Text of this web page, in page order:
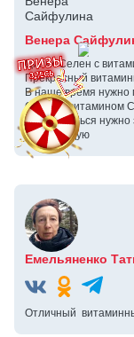
Венера
Цинк+ Селен с
Прекрасный
В наше время нужно
Селен с витамином
Позаботиться нужно
.Рекомендую
Емельяненко
Отличный